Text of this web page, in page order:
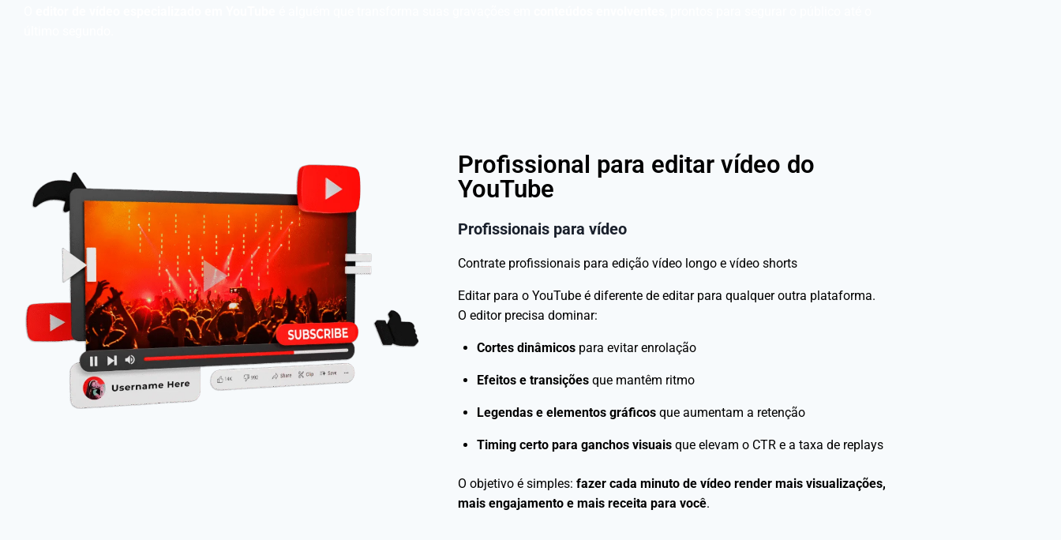
Profissional para editar vídeo do
YouTube
Profissionais para vídeo
Contrate profissionais para edição vídeo longo e vídeo shorts
Editar para o YouTube é diferente de editar para qualquer outra plataforma.
O editor precisa dominar:
Cortes dinâmicos para evitar enrolação
Efeitos e transições que mantêm ritmo
Legendas e elementos gráficos que aumentam a retenção
Timing certo para ganchos visuais que elevam o CTR e a taxa de replays
O objetivo é simples: fazer cada minuto de vídeo render mais visualizações,
mais engajamento e mais receita para você.